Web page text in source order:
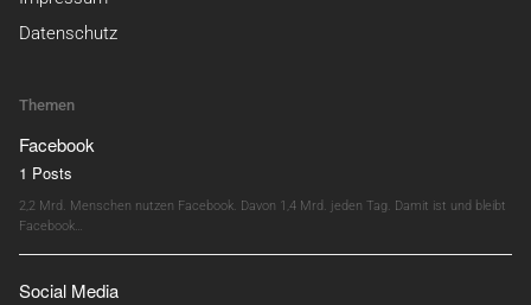
Datenschutz
Themen
Facebook
1 Posts
2,2 Mrd. Menschen nutzen Facebook. Davon 1,4 Mrd. jeden Tag. Damit ist und bleibt
Facebook…
Social Media